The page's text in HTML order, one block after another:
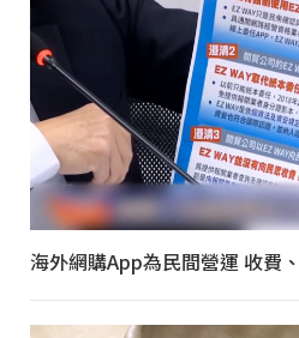
海外網購App為民間營運 收費